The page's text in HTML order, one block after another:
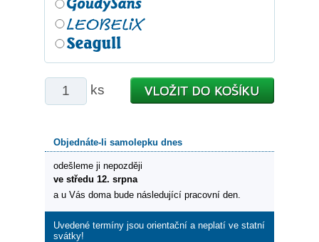
ks
Objednáte-li samolepku dnes
odešleme ji nepozději
ve středu 12. srpna
a u Vás doma bude následující pracovní den.
Uvedené termíny jsou orientační a neplatí ve statní
svátky!